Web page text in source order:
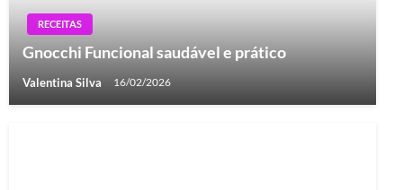
RECEITAS
Gnocchi Funcional saudável e prático
Valentina Silva 16/02/2026